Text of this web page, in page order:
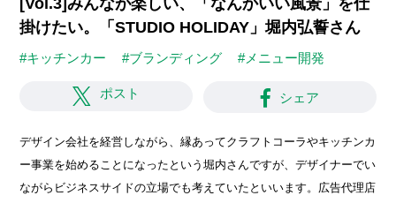
[Vol.3]みんなが楽しい、「なんかいい風景」を仕
掛けたい。「STUDIO HOLIDAY」堀内弘誓さん
#キッチンカー #ブランディング #メニュー開発
ポスト シェア
デザイン会社を経営しながら、縁あってクラフトコーラやキッチンカ
ー事業を始めることになったという堀内さんですが、デザイナーでい
ながらビジネスサイドの立場でも考えていたといいます。広告代理店